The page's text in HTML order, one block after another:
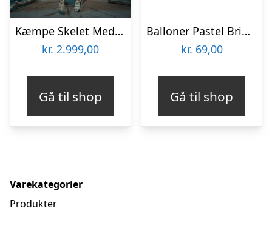
Kæmpe Skelet Med Lyd 240 cm
kr. 2.999,00
Gå til shop
Balloner Pastel Bright Orange
kr. 69,00
Gå til shop
Varekategorier
Produkter